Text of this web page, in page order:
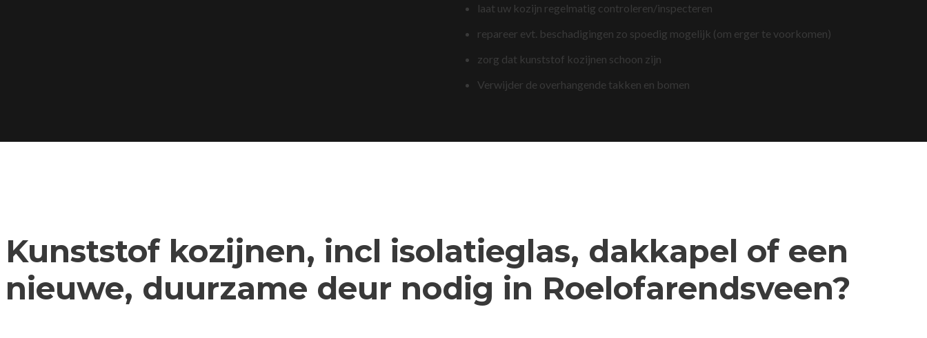
laat uw kozijn regelmatig controleren/inspecteren
repareer evt. beschadigingen zo spoedig mogelijk (om erger te voorkomen)
zorg dat kunststof kozijnen schoon zijn
Verwijder de overhangende takken en bomen
Kunststof kozijnen, incl isolatieglas, dakkapel of een
nieuwe, duurzame deur nodig in Roelofarendsveen?